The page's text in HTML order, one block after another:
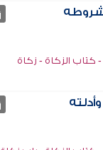
الزكاة - زكاة